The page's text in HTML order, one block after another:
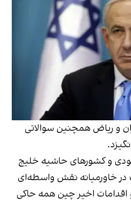
و ریاض همچنین سوالاتی
و کشورهای حاشیه خلیج
خاورمیانه نقش واسطه‌ای
اقدامات اخیر چین همه حاکی